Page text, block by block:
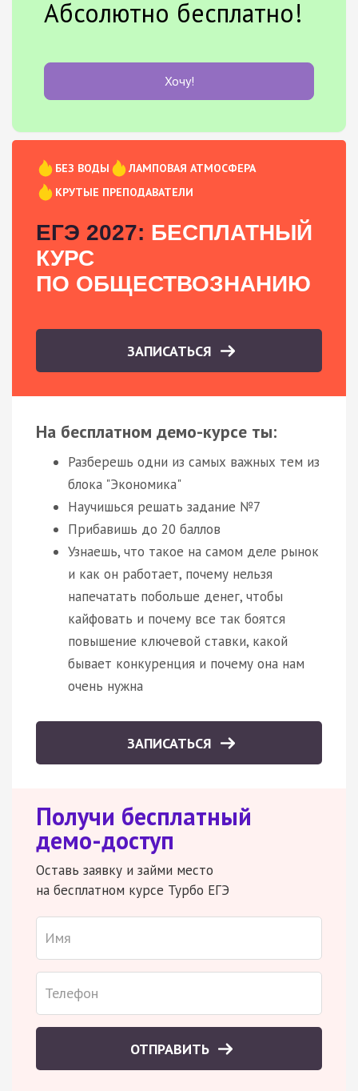
Абсолютно бесплатно!
Хочу!
БЕЗ ВОДЫ
ЛАМПОВАЯ АТМОСФЕРА
КРУТЫЕ ПРЕПОДАВАТЕЛИ
ЕГЭ 2027: БЕСПЛАТНЫЙ
КУРС
ПО ОБЩЕСТВОЗНАНИЮ
ЗАПИСАТЬСЯ
На бесплатном демо-курсе ты:
Разберешь одни из самых важных тем из
блока "Экономика"
Научишься решать задание №7
Прибавишь до 20 баллов
Узнаешь, что такое на самом деле рынок
и как он работает, почему нельзя
напечатать побольше денег, чтобы
кайфовать и почему все так боятся
повышение ключевой ставки, какой
бывает конкуренция и почему она нам
очень нужна
ЗАПИСАТЬСЯ
Получи бесплатный
демо-доступ
Оставь заявку и займи место
на бесплатном курсе Турбо ЕГЭ
ОТПРАВИТЬ